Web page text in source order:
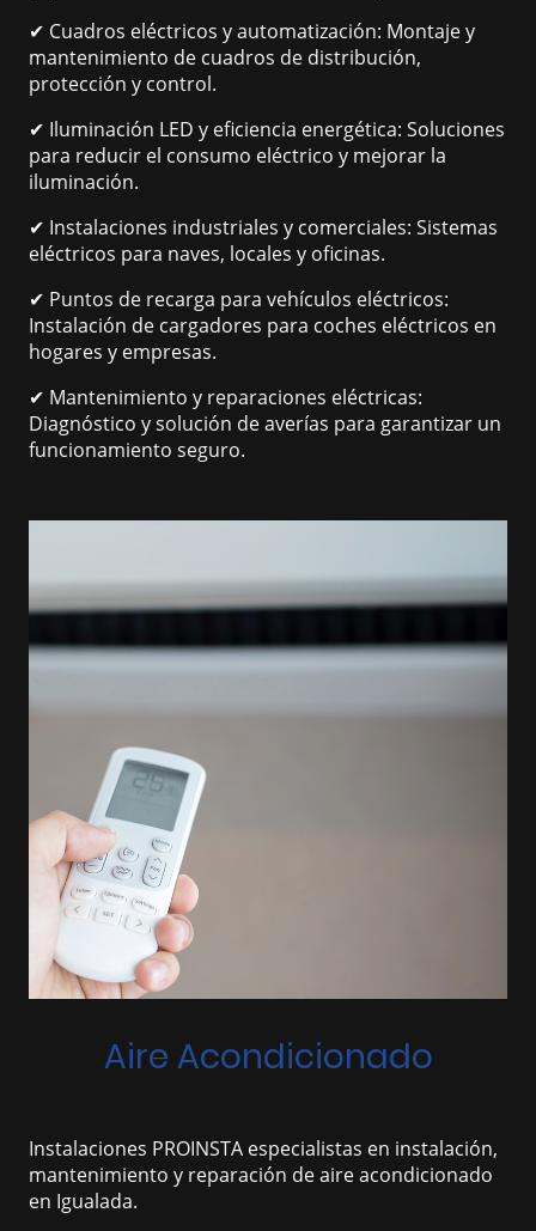
✔ Cuadros eléctricos y automatización: Montaje y
mantenimiento de cuadros de distribución,
protección y control.
✔ Iluminación LED y eficiencia energética: Soluciones
para reducir el consumo eléctrico y mejorar la
iluminación.
✔ Instalaciones industriales y comerciales: Sistemas
eléctricos para naves, locales y oficinas.
✔ Puntos de recarga para vehículos eléctricos:
Instalación de cargadores para coches eléctricos en
hogares y empresas.
✔ Mantenimiento y reparaciones eléctricas:
Diagnóstico y solución de averías para garantizar un
funcionamiento seguro.
Aire Acondicionado
Instalaciones PROINSTA especialistas en instalación,
mantenimiento y reparación de aire acondicionado
en Igualada.